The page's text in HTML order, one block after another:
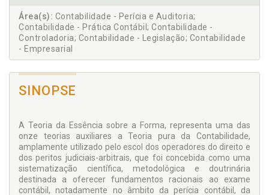
Área(s): Contabilidade - Perícia e Auditoria;
Contabilidade - Prática Contábil; Contabilidade -
Controladoria; Contabilidade - Legislação; Contabilidade
- Empresarial
SINOPSE
A Teoria da Essência sobre a Forma, representa uma das
onze teorias auxiliares a Teoria pura da Contabilidade,
amplamente utilizado pelo escol dos operadores do direito e
dos peritos judiciais-arbitrais, que foi concebida como uma
sistematização científica, metodológica e doutrinária
destinada a oferecer fundamentos racionais ao exame
contábil, notadamente no âmbito da perícia contábil, da